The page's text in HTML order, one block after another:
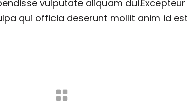
vulputate aliquam dui.Excepteur
qui officia deserunt mollit anim id est